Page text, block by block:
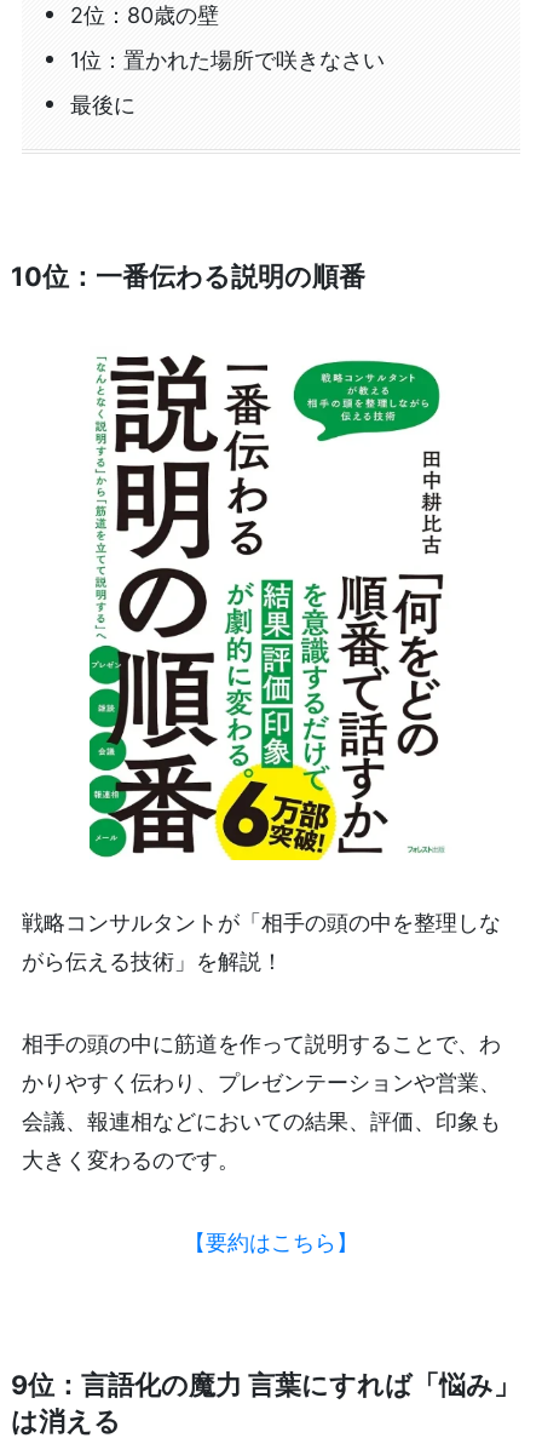
2位：80歳の壁
1位：置かれた場所で咲きなさい
最後に
10位：一番伝わる説明の順番
戦略コンサルタントが「相手の頭の中を整理しな
がら伝える技術」を解説！
相手の頭の中に筋道を作って説明することで、わ
かりやすく伝わり、プレゼンテーションや営業、
会議、報連相などにおいての結果、評価、印象も
大きく変わるのです。
【要約はこちら】
9位：言語化の魔力 言葉にすれば「悩み」
は消える